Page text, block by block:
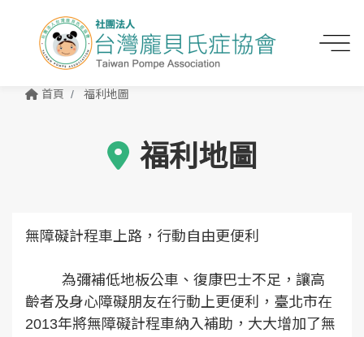
首頁 福利地圖
福利地圖
無障礙計程車上路，行動自由更便利
為彌補低地板公車、復康巴士不足，讓高
齡者及身心障礙朋友在行動上更便利，臺北市在
2013年將無障礙計程車納入補助，大大增加了無